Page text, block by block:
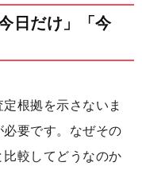
日だけ」「今
根拠を示さないま
要です。なぜその
較してどうなのか